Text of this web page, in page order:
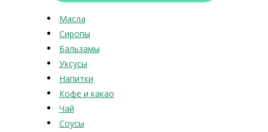
Масла
Сиропы
Бальзамы
Уксусы
Напитки
Кофе и какао
Чай
Соусы